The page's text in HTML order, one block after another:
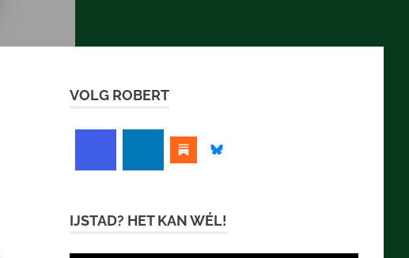
VOLG ROBERT
IJSTAD? HET KAN WÉL!